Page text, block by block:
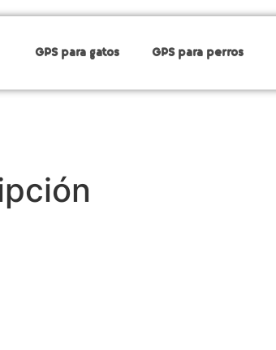
GPS para gatos GPS para perros